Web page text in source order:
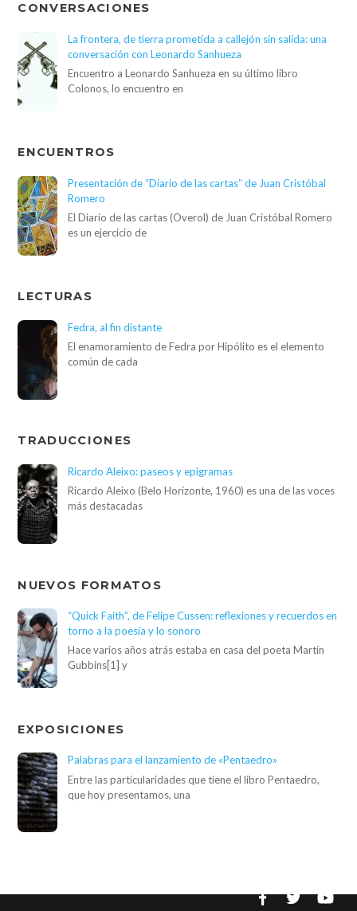
CONVERSACIONES
La frontera, de tierra prometida a callejón sin salida: una
conversación con Leonardo Sanhueza
Encuentro a Leonardo Sanhueza en su último libro
Colonos, lo encuentro en
ENCUENTROS
Presentación de “Diario de las cartas” de Juan Cristóbal
Romero
El Diario de las cartas (Overol) de Juan Cristóbal Romero
es un ejercicio de
LECTURAS
Fedra, al fin distante
El enamoramiento de Fedra por Hipólito es el elemento
común de cada
TRADUCCIONES
Ricardo Aleixo: paseos y epigramas
Ricardo Aleixo (Belo Horizonte, 1960) es una de las voces
más destacadas
NUEVOS FORMATOS
“Quick Faith”, de Felipe Cussen: reflexiones y recuerdos en
torno a la poesía y lo sonoro
Hace varios años atrás estaba en casa del poeta Martín
Gubbins[1] y
EXPOSICIONES
Palabras para el lanzamiento de «Pentaedro»
Entre las particularidades que tiene el libro Pentaedro,
que hoy presentamos, una